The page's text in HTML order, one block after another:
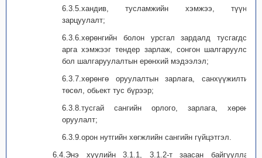
6.3.5.хандив, тусламжийн хэмжээ, түүний
зарцуулалт;
6.3.6.хөрөнгийн болон урсгал зардалд тусгагдсан
арга хэмжээг тендер зарлаж, сонгон шалгаруулсан
бол шалгаруулалтын ерөнхий мэдээлэл;
6.3.7.хөрөнгө оруулалтын зарлага, санхүүжилтийг
төсөл, обьект тус бүрээр;
6.3.8.тусгай сангийн орлого, зарлага, хөрөнгө
оруулалт;
6.3.9.орон нутгийн хөгжлийн сангийн гүйцэтгэл.
6.4.Энэ хуулийн 3.1.1, 3.1.2-т заасан байгууллага